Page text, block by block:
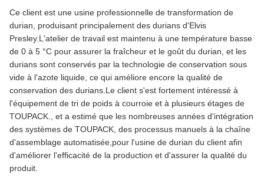
Ce client est une usine professionnelle de transformation de
durian, produisant principalement des durians d'Elvis
Presley.L'atelier de travail est maintenu à une température basse
de 0 à 5 °C pour assurer la fraîcheur et le goût du durian, et les
durians sont conservés par la technologie de conservation sous
vide à l'azote liquide, ce qui améliore encore la qualité de
conservation des durians.Le client s'est fortement intéressé à
l'équipement de tri de poids à courroie et à plusieurs étages de
TOUPACK., et a estimé que les nombreuses années d'intégration
des systèmes de TOUPACK, des processus manuels à la chaîne
d'assemblage automatisée,pour l'usine de durian du client afin
d'améliorer l'efficacité de la production et d'assurer la qualité du
produit.